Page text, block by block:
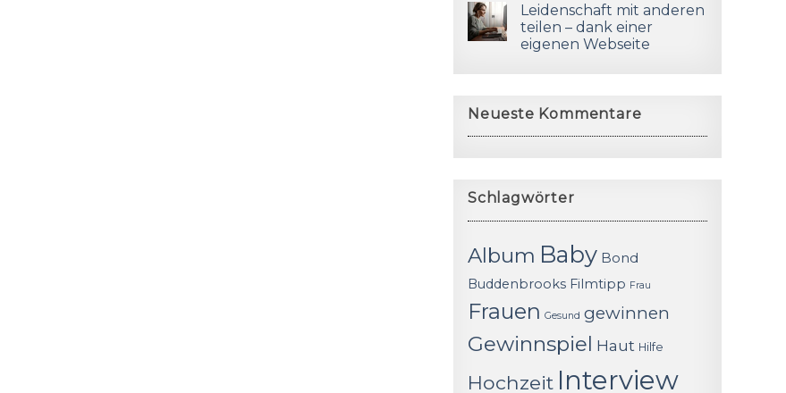
Leidenschaft mit anderen
teilen – dank einer
eigenen Webseite
Neueste Kommentare
Schlagwörter
Album Baby Bond
Buddenbrooks Filmtipp Frau
Frauen Gesund gewinnen
Gewinnspiel Haut Hilfe
Hochzeit Interview